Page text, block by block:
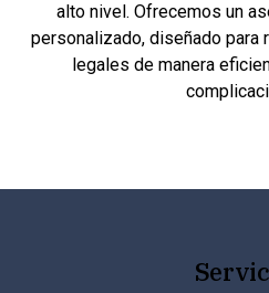
alto nivel. Ofrecemos un
personalizado, diseñado
legales de manera